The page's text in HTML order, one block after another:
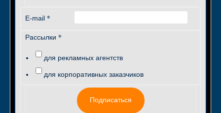
E-mail *
Рассылки *
для рекламных агентств
для корпоративных заказчиков
Подписаться